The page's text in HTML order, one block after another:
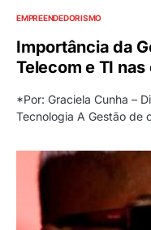
EMPREENDEDORISMO
Importância da
Telecom e TI
*Por: Graciela Cunha –
Tecnologia A Gestão de